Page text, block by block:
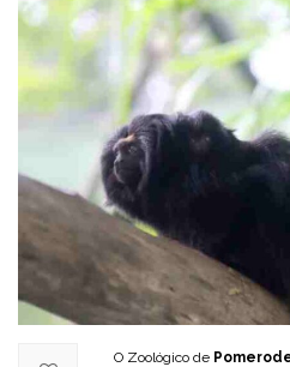
O Zoológico de